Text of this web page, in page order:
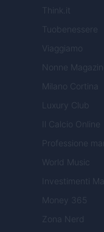
Think.it
Tuobenessere
Viaggiamo
Nonne Magazine
Milano Cortina
Luxury Club
Il Calcio Online
Professione
World Music
Investimenti
Money 365
Zona Nerd